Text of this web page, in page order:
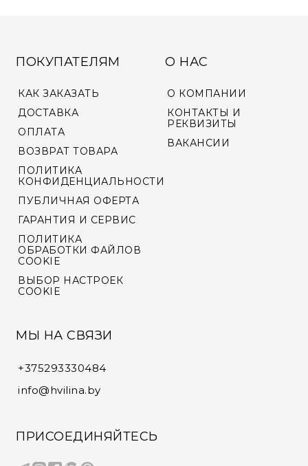
ПОКУПАТЕЛЯМ
КАК ЗАКАЗАТЬ
ДОСТАВКА
ОПЛАТА
ВОЗВРАТ ТОВАРА
ПОЛИТИКА
КОНФИДЕНЦИАЛЬНОСТИ
ПУБЛИЧНАЯ ОФЕРТА
ГАРАНТИЯ И СЕРВИС
ПОЛИТИКА
ОБРАБОТКИ ФАЙЛОВ
COOKIE
ВЫБОР НАСТРОЕК
COOKIE
О НАС
О КОМПАНИИ
КОНТАКТЫ И
РЕКВИЗИТЫ
ВАКАНСИИ
МЫ НА СВЯЗИ
+375293330484
info@hvilina.by
ПРИСОЕДИНЯЙТЕСЬ